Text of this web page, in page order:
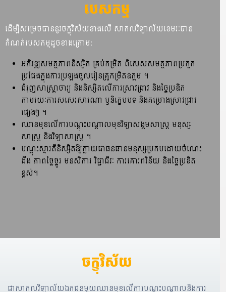
បេសកម្ម
ដើម្បីសម្រេចបាននូវចក្ខុវិស័យខាងលើ សាកលវិទ្យាល័យខេមរៈបាន
កំណត់បេសកម្មដូចខាងក្រោម:
អភិវឌ្ឍសមត្ថភាពនិស្សិត គ្រប់កម្រិត ពិសេសសមត្ថភាពប្រកួត
ប្រជែងក្នុងការប្រទ្បងចូលរៀនគ្រូកម្រិតឧត្តម​ ។
ជំរុញសាស្រ្តាចារ្យ និងនិស្សិតលើការស្រាវជ្រាវ និងច្នៃប្រឌិត
តាមរយៈការសសេរសារណា ឫនិក្ខេបបទ និងគម្រោងស្រាវជ្រាវ
ផ្សេងៗ ​។
ឈានមុខលើការបណ្តុះបណ្តាលមុខវិទ្យាសង្គមសាស្រ្ត មនុស្ស
សាស្រ្ត និងវិទ្យាសាស្រ្ត​​ ។
បណ្តុះស្មារតីនិស្សិតឱ្យក្លាយជាធនធានមនុស្សប្រកបដោយចំណេះ
ដឹង ភាពថ្លៃថ្នូរ មនសិការ វិជ្ជាជីវៈ ការគោរពវិន័យ និងច្នៃប្រឌិត
ខ្ពស់។
ចក្ខុវិស័យ
ជាសាកលវិទ្យាល័យឯកជនមួយឈានមុខលើការបណ្តុះបណ្តាលនិងការ